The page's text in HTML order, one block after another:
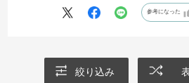
参考になった
絞り込み